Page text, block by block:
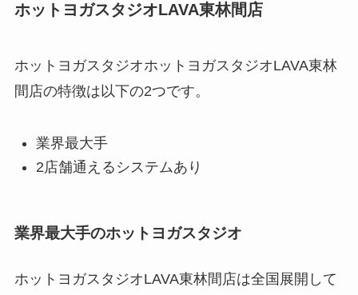
ホットヨガスタジオLAVA東林間店
ホットヨガスタジオホットヨガスタジオLAVA東林
間店の特徴は以下の2つです。
業界最大手
2店舗通えるシステムあり
業界最大手のホットヨガスタジオ
ホットヨガスタジオLAVA東林間店は全国展開して